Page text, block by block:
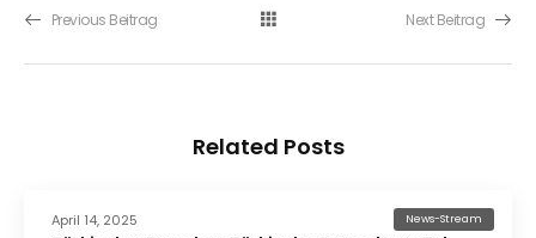
Previous Beitrag Next Beitrag
Related Posts
April 14, 2025 News-Stream